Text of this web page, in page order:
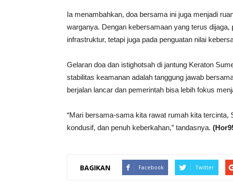
Ia menambahkan, doa bersama ini juga menjadi
warganya. Dengan kebersamaan yang terus
infrastruktur, tetapi juga pada penguatan nilai
Gelaran doa dan istighotsah di jantung Keraton
stabilitas keamanan adalah tanggung jawab
berjalan lancar dan pemerintah bisa lebih fokus
“Mari bersama-sama kita rawat rumah kita
kondusif, dan penuh keberkahan,” tandasnya.
BAGIKAN Facebook Twitter